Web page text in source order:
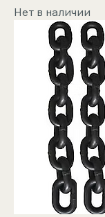
Нет в наличии